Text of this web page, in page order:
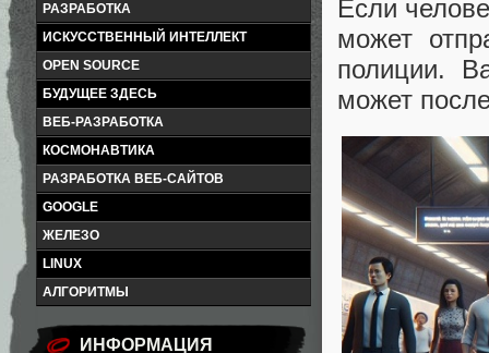
РАЗРАБОТКА
ИСКУССТВЕННЫЙ ИНТЕЛЛЕКТ
OPEN SOURCE
БУДУЩЕЕ ЗДЕСЬ
ВЕБ-РАЗРАБОТКА
КОСМОНАВТИКА
РАЗРАБОТКА ВЕБ-САЙТОВ
GOOGLE
ЖЕЛЕЗО
LINUX
АЛГОРИТМЫ
ИНФОРМАЦИЯ
Если
может
полиции.
может